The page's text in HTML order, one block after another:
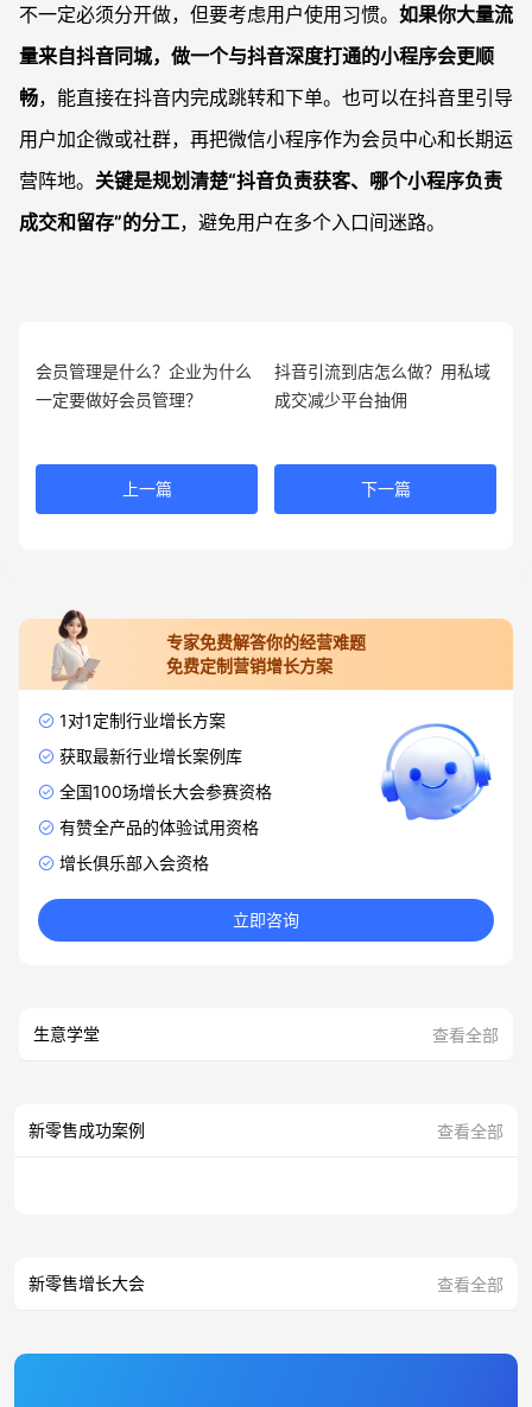
不一定必须分开做，但要考虑用户使用习惯。 如果你大量流
量来自抖音同城，做一个与抖音深度打通的小程序会更顺
畅，能直接在抖音内完成跳转和下单。也可以在抖音里引导
用户加企微或社群，再把微信小程序作为会员中心和长期运
营阵地。 关键是规划清楚“抖音负责获客、哪个小程序负责
成交和留存”的分工，避免用户在多个入口间迷路。
会员管理是什么？企业为什么
一定要做好会员管理？
上一篇
抖音引流到店怎么做？用私域
成交减少平台抽佣
下一篇
专家免费解答你的经营难题
免费定制营销增长方案
1对1定制行业增长方案
获取最新行业增长案例库
全国100场增长大会参赛资格
有赞全产品的体验试用资格
增长俱乐部入会资格
立即咨询
生意学堂 查看全部
新零售成功案例 查看全部
新零售增长大会 查看全部